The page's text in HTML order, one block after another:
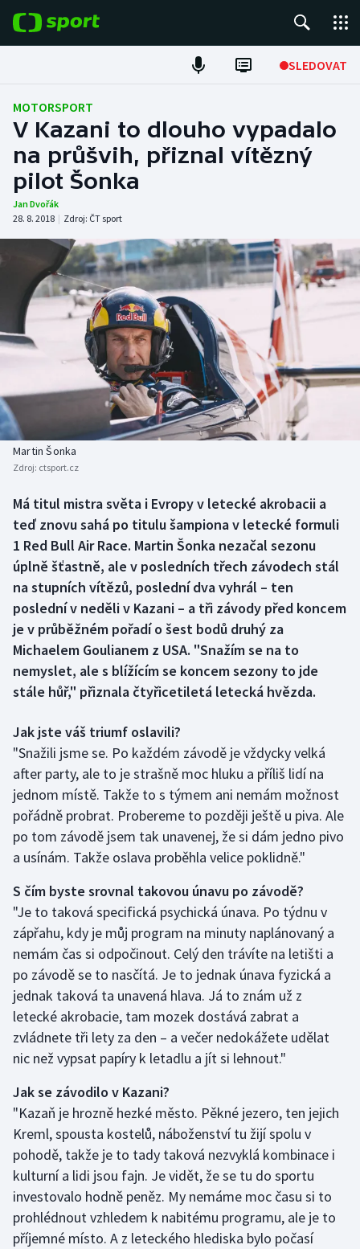
SLEDOVAT
Fotbal
Hokej
Tenis
Atletika
Cyklistika
DALŠÍ SPORTY
Americký fotbal
Baseball a softbal
Biatlon
Box
Curling
Dostihy
Florbal
Futsal
Gymnastika
Házená
Jezdectví
Krasobruslení
Lezení
Lyže a snowboard
Moderní pětiboj
Motorsport
Olympijské hry
Parasport
Plavání
Plážový volejbal
NEPŘEHLÉDNĚTE
Historické návraty
Aplikace ČT sport
MOTORSPORT
V Kazani to dlouho vypadalo
na průšvih, přiznal vítězný
pilot Šonka
Jan Dvořák
28. 8. 2018 | Zdroj: ČT sport
Martin Šonka
Zdroj: ctsport.cz
Má titul mistra světa i Evropy v letecké akrobacii a
teď znovu sahá po titulu šampiona v letecké formuli
1 Red Bull Air Race. Martin Šonka nezačal sezonu
úplně šťastně, ale v posledních třech závodech stál
na stupních vítězů, poslední dva vyhrál – ten
poslední v neděli v Kazani – a tři závody před koncem
je v průběžném pořadí o šest bodů druhý za
Michaelem Goulianem z USA. "Snažím se na to
nemyslet, ale s blížícím se koncem sezony to jde
stále hůř," přiznala čtyřicetiletá letecká hvězda.
Jak jste váš triumf oslavili?
"Snažili jsme se. Po každém závodě je vždycky velká
after party, ale to je strašně moc hluku a příliš lidí na
jednom místě. Takže to s týmem ani nemám možnost
pořádně probrat. Probereme to později ještě u piva. Ale
po tom závodě jsem tak unavenej, že si dám jedno pivo
a usínám. Takže oslava proběhla velice poklidně."
S čím byste srovnal takovou únavu po závodě?
"Je to taková specifická psychická únava. Po týdnu v
zápřahu, kdy je můj program na minuty naplánovaný a
nemám čas si odpočinout. Celý den trávíte na letišti a
po závodě se to nasčítá. Je to jednak únava fyzická a
jednak taková ta unavená hlava. Já to znám už z
letecké akrobacie, tam mozek dostává zabrat a
zvládnete tři lety za den – a večer nedokážete udělat
nic než vypsat papíry k letadlu a jít si lehnout."
Jak se závodilo v Kazani?
"Kazaň je hrozně hezké město. Pěkné jezero, ten jejich
Kreml, spousta kostelů, náboženství tu žijí spolu v
pohodě, takže je to tady taková nezvyklá kombinace i
kulturní a lidi jsou fajn. Je vidět, že se tu do sportu
investovalo hodně peněz. My nemáme moc času si to
prohlédnout vzhledem k nabitému programu, ale je to
příjemné místo. A z leteckého hlediska bylo počasí